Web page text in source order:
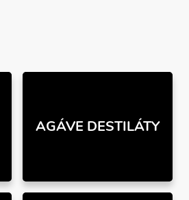
AGÁVE DESTILÁTY